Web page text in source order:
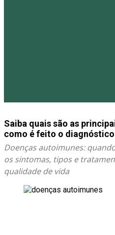
Saiba quais são as
como é feito o diagnóstico
Doenças autoimunes:
os sintomas, tipos e
qualidade de vida